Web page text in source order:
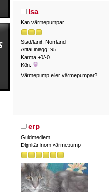
Isa
Kan värmepumpar
Stad/land: Norrland
Antal inlägg: 95
Karma +0/-0
Kön:
Värmepump eller värmepumpar?
erp
Guldmedlem
Dignitär inom värmepump